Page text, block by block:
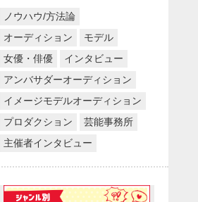
ノウハウ/方法論
オーディション
モデル
女優・俳優
インタビュー
アンバサダーオーディション
イメージモデルオーディション
プロダクション
芸能事務所
主催者インタビュー